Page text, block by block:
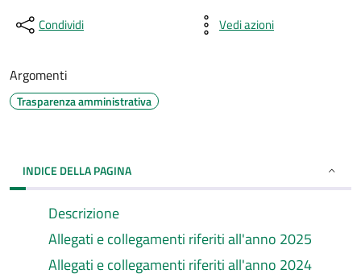
Condividi Vedi azioni
Argomenti
Trasparenza amministrativa
INDICE DELLA PAGINA
Descrizione
Allegati e collegamenti riferiti all'anno 2025
Allegati e collegamenti riferiti all'anno 2024